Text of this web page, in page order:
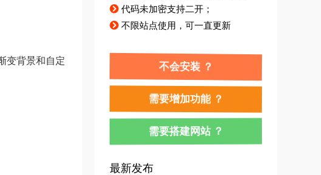
变背景和自定
代码未加密支持二开；
不限站点使用，可一直更新
不会安装 ？
需要增加功能 ？
需要搭建网站 ？
最新发布